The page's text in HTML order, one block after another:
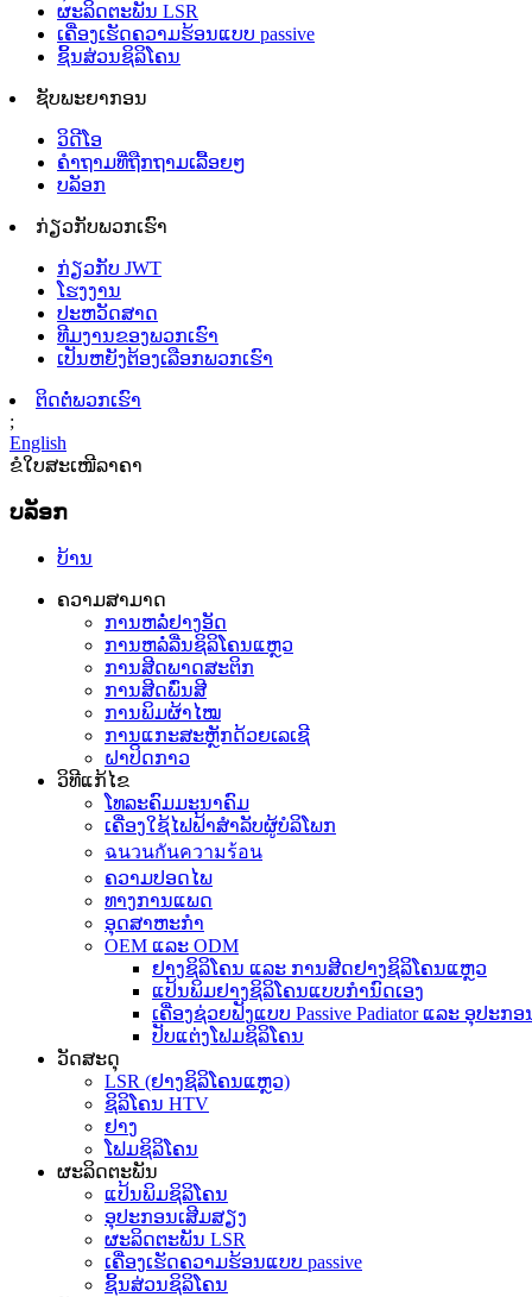
ຜະລິດຕະພັນ LSR
ເຄື່ອງເຮັດຄວາມຮ້ອນແບບ passive
ຊິ້ນສ່ວນຊິລິໂຄນ
ຊັບພະຍາກອນ
ວິດີໂອ
ຄຳຖາມທີ່ຖືກຖາມເລື້ອຍໆ
ບລັອກ
ກ່ຽວກັບພວກເຮົາ
ກ່ຽວກັບ JWT
ໂຮງງານ
ປະຫວັດສາດ
ທີມງານຂອງພວກເຮົາ
ເປັນຫຍັງຕ້ອງເລືອກພວກເຮົາ
ຕິດຕໍ່ພວກເຮົາ
;
English
ຂໍໃບສະເໜີລາຄາ
ບລັອກ
ບ້ານ
ຄວາມສາມາດ
ການຫລໍ່ຢາງອັດ
ການຫລໍ່ລື່ນຊິລິໂຄນແຫຼວ
ການສີດພາດສະຕິກ
ການສີດພົ່ນສີ
ການພິມຜ້າໄໝ
ການແກະສະຫຼັກດ້ວຍເລເຊີ
ຝາປິດກາວ
ວິທີແກ້ໄຂ
ໂທລະຄົມມະນາຄົມ
ເຄື່ອງໃຊ້ໄຟຟ້າສຳລັບຜູ້ບໍລິໂພກ
ฉนวนกันความร้อน
ຄວາມປອດໄພ
ທາງການແພດ
ອຸດສາຫະກຳ
OEM ແລະ ODM
ຢາງຊິລິໂຄນ ແລະ ການສີດຢາງຊິລິໂຄນແຫຼວ
ແປ້ນພິມຢາງຊິລິໂຄນແບບກຳນົດເອງ
ເຄື່ອງຊ່ວຍຟັງແບບ Passive Padiator ແລະ ອຸປະ
ປັບແຕ່ງໂຟມຊິລິໂຄນ
ວັດສະດຸ
LSR (ຢາງຊິລິໂຄນແຫຼວ)
ຊິລິໂຄນ HTV
ຢາງ
ໂຟມຊິລິໂຄນ
ຜະລິດຕະພັນ
ແປ້ນພິມຊິລິໂຄນ
ອຸປະກອນເສີມສຽງ
ຜະລິດຕະພັນ LSR
ເຄື່ອງເຮັດຄວາມຮ້ອນແບບ passive
ຊິ້ນສ່ວນຊິລິໂຄນ